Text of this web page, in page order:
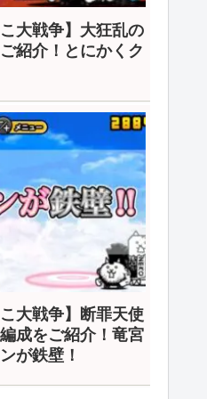
大戦争】大狂乱の
紹介！とにかくク
大戦争】断罪天使
成をご紹介！竜宮
が鉄壁！